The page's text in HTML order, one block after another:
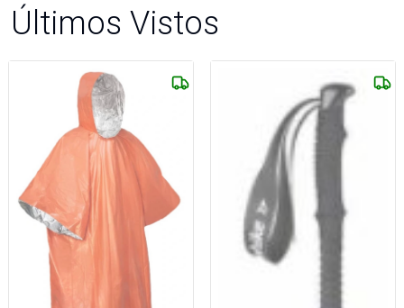
Últimos Vistos